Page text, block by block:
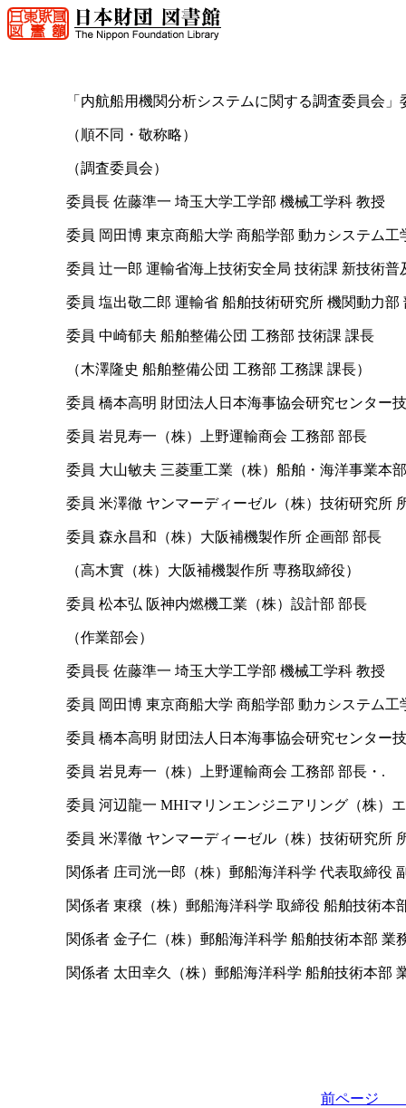
「内航船用機関分析システムに関する調査委員会」
（順不同・敬称略）
（調査委員会）
委員長 佐藤準一 埼玉大学工学部 機械工学科 教授
委員 岡田博 東京商船大学 商船学部 動カシステム工
委員 辻一郎 運輸省海上技術安全局 技術課 新技術普
委員 塩出敬二郎 運輸省 船舶技術研究所 機関動力部
委員 中崎郁夫 船舶整備公団 工務部 技術課 課長
（木澤隆史 船舶整備公団 工務部 工務課 課長）
委員 橋本高明 財団法人日本海事協会研究センター
委員 岩見寿一（株）上野運輸商会 工務部 部長
委員 大山敏夫 三菱重工業（株）船舶・海洋事業本
委員 米澤徹 ヤンマーディーゼル（株）技術研究所
委員 森永昌和（株）大阪補機製作所 企画部 部長
（高木實（株）大阪補機製作所 専務取締役）
委員 松本弘 阪神内燃機工業（株）設計部 部長
（作業部会）
委員長 佐藤準一 埼玉大学工学部 機械工学科 教授
委員 岡田博 東京商船大学 商船学部 動カシステム工
委員 橋本高明 財団法人日本海事協会研究センター
委員 岩見寿一（株）上野運輸商会 工務部 部長・.
委員 河辺龍一 MHIマリンエンジニアリング（株）
委員 米澤徹 ヤンマーディーゼル（株）技術研究所
関係者 庄司洸一郎（株）郵船海洋科学 代表取締役
関係者 東穣（株）郵船海洋科学 取締役 船舶技術本
関係者 金子仁（株）郵船海洋科学 船舶技術本部 業
関係者 太田幸久（株）郵船海洋科学 船舶技術本部
前ペー